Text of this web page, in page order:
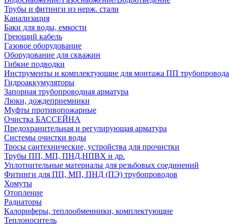
Трубы и фитинги из нерж. стали
Канализация
Баки для воды, емкости
Греющий кабель
Газовое оборудование
Оборудование для скважин
Гибкие подводки
Инструменты и комплектующие для монтажа ПП трубопровода
Гидроаккумуляторы
Запорная трубопроводная арматура
Люки, дождеприемники
Муфты противопожарные
Очистка БАССЕЙНА
Предохранительная и регулирующая арматура
Системы очистки воды
Тросы сантехнические, устройства для прочистки
Трубы ПП, МП, ПНД,НПВХ и др.
Уплотнительные материалы для резьбовых соединений
Фитинги для ПП, МП, ПНД (ПЭ) трубопроводов
Хомуты
Отопление
Радиаторы
Калориферы, теплообменники, комплектующие
Теплоноситель